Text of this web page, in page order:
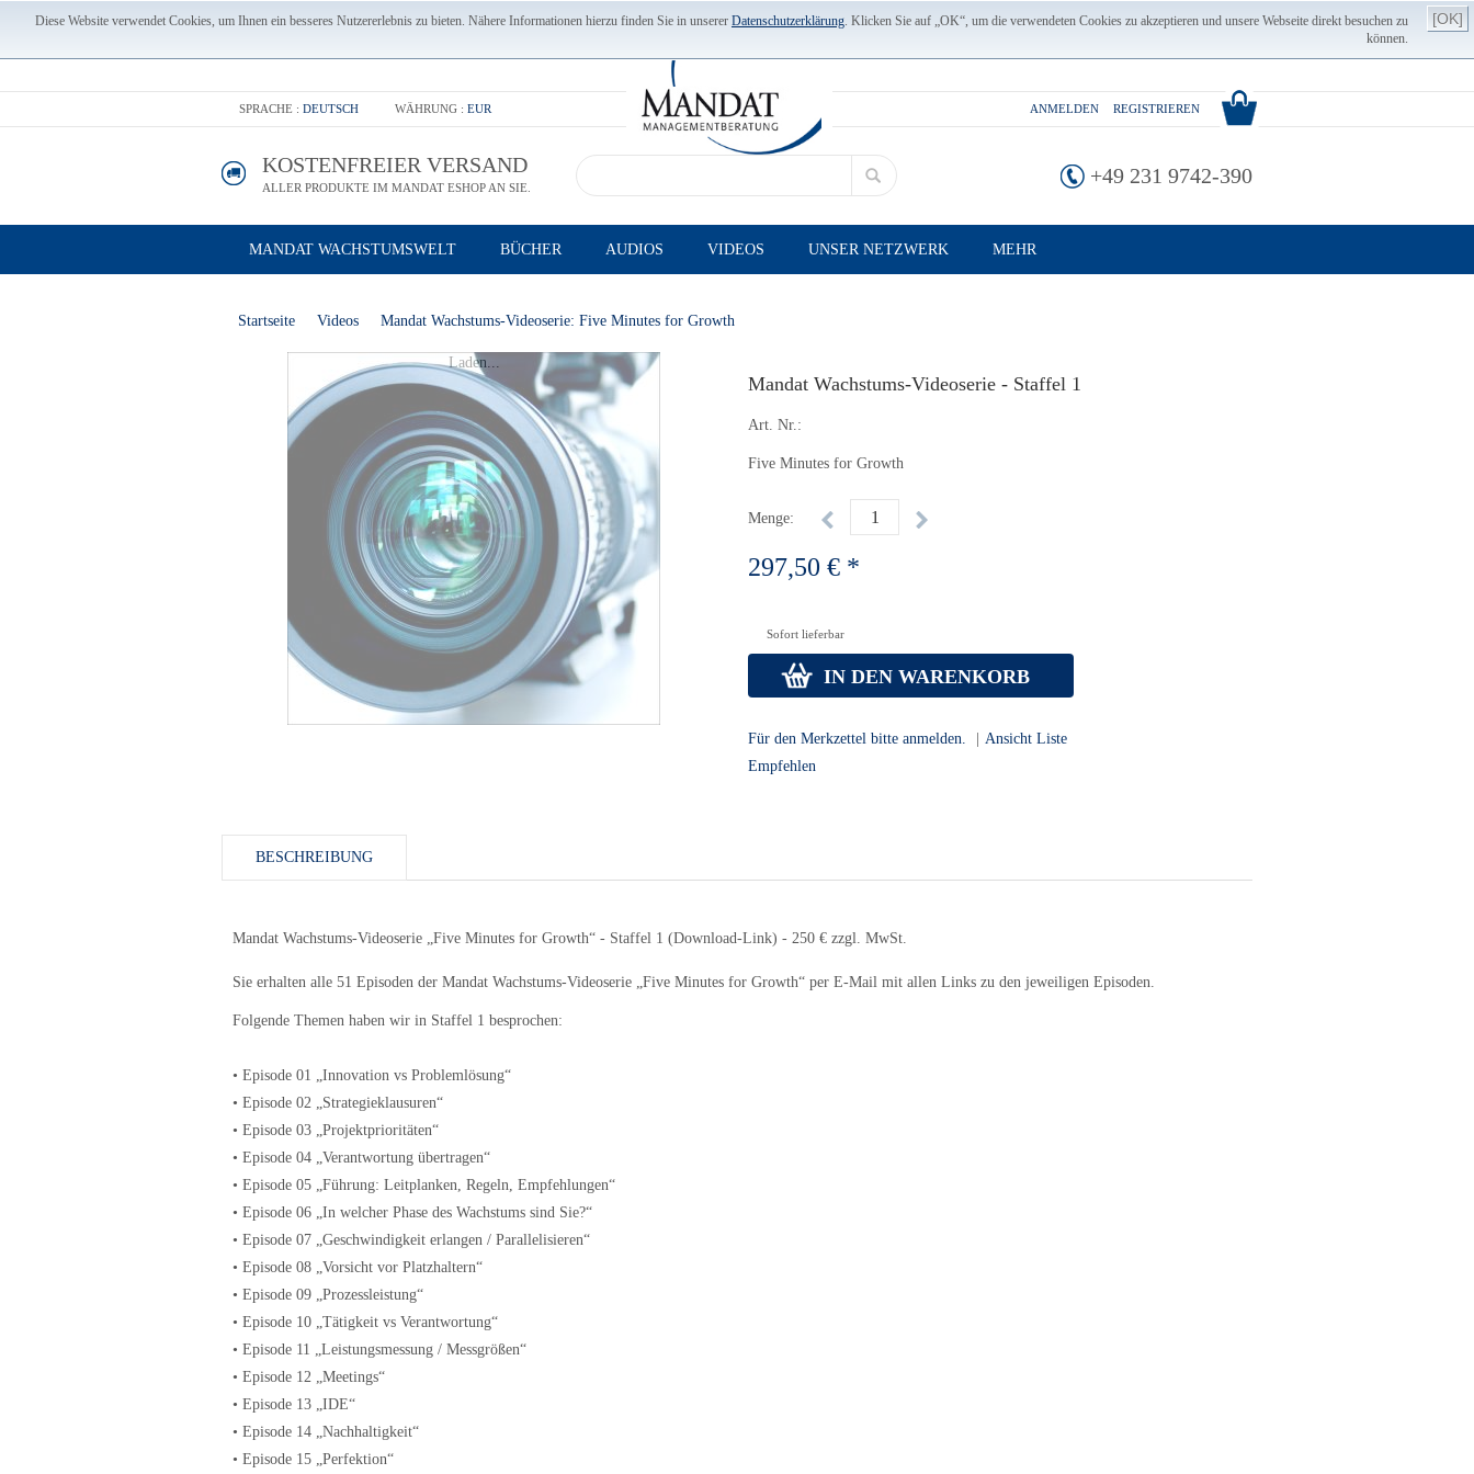
Diese Website verwendet Cookies, um Ihnen ein besseres Nutzererlebnis zu bieten. Nähere Informationen hierzu finden Sie in unserer Datenschutzerklärung. Klicken Sie auf „OK“, um die verwendeten Cookies zu akzeptieren und unsere Webseite direkt besuchen zu
können.
[OK]
SPRACHE : DEUTSCH WÄHRUNG : EUR ANMELDEN REGISTRIEREN
KOSTENFREIER VERSAND
ALLER PRODUKTE IM MANDAT ESHOP AN SIE. +49 231 9742-390
MANDAT WACHSTUMSWELT BÜCHER AUDIOS VIDEOS UNSER NETZWERK MEHR
Startseite Videos Mandat Wachstums-Videoserie: Five Minutes for Growth
Laden...
Mandat Wachstums-Videoserie - Staffel 1
Art. Nr.:
Five Minutes for Growth
Menge:
297,50 € *
Sofort lieferbar
IN DEN WARENKORB
Für den Merkzettel bitte anmelden.
Ansicht Liste
Empfehlen
BESCHREIBUNG
Mandat Wachstums-Videoserie „Five Minutes for Growth“ - Staffel 1 (Download-Link) - 250 € zzgl. MwSt.
Sie erhalten alle 51 Episoden der Mandat Wachstums-Videoserie „Five Minutes for Growth“ per E-Mail mit allen Links zu den jeweiligen Episoden.
Folgende Themen haben wir in Staffel 1 besprochen:
• Episode 01 „Innovation vs Problemlösung“
• Episode 02 „Strategieklausuren“
• Episode 03 „Projektprioritäten“
• Episode 04 „Verantwortung übertragen“
• Episode 05 „Führung: Leitplanken, Regeln, Empfehlungen“
• Episode 06 „In welcher Phase des Wachstums sind Sie?“
• Episode 07 „Geschwindigkeit erlangen / Parallelisieren“
• Episode 08 „Vorsicht vor Platzhaltern“
• Episode 09 „Prozessleistung“
• Episode 10 „Tätigkeit vs Verantwortung“
• Episode 11 „Leistungsmessung / Messgrößen“
• Episode 12 „Meetings“
• Episode 13 „IDE“
• Episode 14 „Nachhaltigkeit“
• Episode 15 „Perfektion“